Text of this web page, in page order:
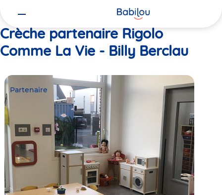
Crèche partenaire Rigolo
Comme La Vie - Billy Berclau
Partenaire